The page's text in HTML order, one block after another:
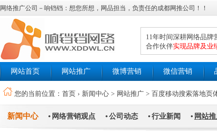
网络推广公司－响铛铛：想您所想，网品担当，负责任的成都网推公司！！
11年时间深耕网络品
合作伙伴实现品牌及业
网站首页 网站推广 微博营销 微信营销
您的当前位置： 首页 › 新闻中心 > 网站推广 > 百度移动搜索落地页
新闻中心 网络营销观点 公司动态 行业新闻 网站